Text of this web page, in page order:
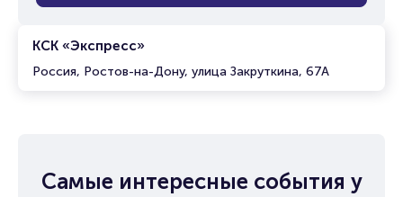
КСК «Экспресс»
Россия, Ростов-на-Дону, улица Закруткина, 67А
Самые интересные события у